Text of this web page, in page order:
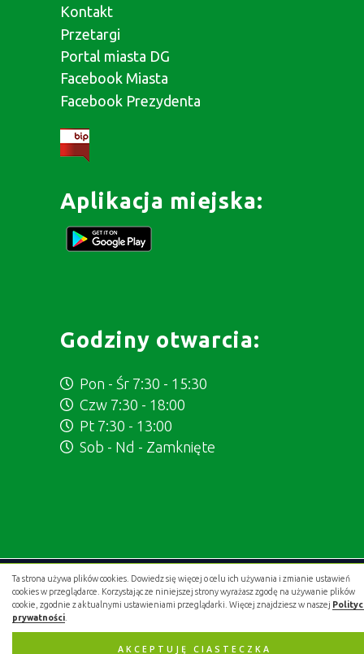
Ta strona używa plików cookies. Dowiedz się więcej o celu ich używania i zmianie ustawień
cookies w przeglądarce. Korzystając ze niniejszej strony wyrażasz zgodę na używanie plików
cookie, zgodnie z aktualnymi ustawieniami przeglądarki. Więcej znajdziesz w naszej
prywatności
AKCEPTUJĘ CIASTECZKA
Kontakt
Przetargi
Portal miasta DG
Facebook Miasta
Facebook Prezydenta
Aplikacja miejska:
Godziny otwarcia:
Pon - Śr 7:30 - 15:30
Czw 7:30 - 18:00
Pt 7:30 - 13:00
Sob - Nd - Zamknięte
Projekt i wykonanie:.gold studio digital